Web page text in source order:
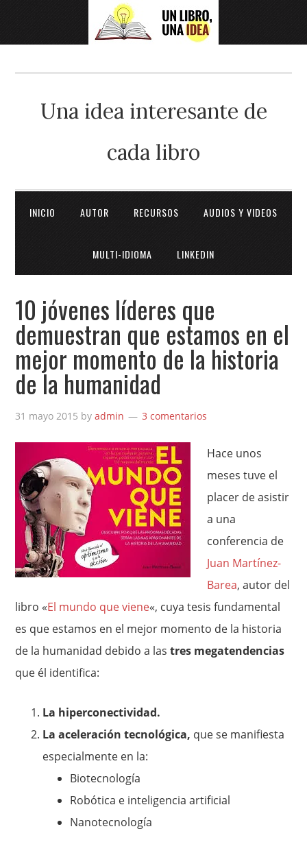
Una idea interesante de
cada libro
INICIO AUTOR RECURSOS AUDIOS Y VIDEOS
MULTI-IDIOMA LINKEDIN
10 jóvenes líderes que
demuestran que estamos en el
mejor momento de la historia
de la humanidad
31 mayo 2015 byadmin 3 comentarios
Hace unos
meses tuve el
placer de asistir
a una
conferencia de
Juan Martínez-
Barea, autor del
libro «El mundo que viene«, cuya tesis fundamental
es que estamos en el mejor momento de la historia
de la humanidad debido a lastres megatendencias
que él identifica:
La hiperconectividad.
La aceleración tecnológica, que se manifiesta
especialmente en la:
Biotecnología
Robótica e inteligencia artificial
Nanotecnología